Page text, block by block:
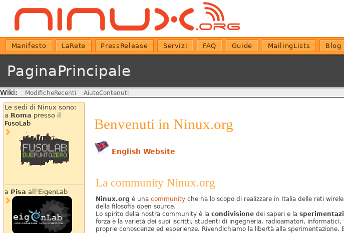
Manifesto LaRete PressRelease Servizi FAQ Guide MailingLists Blog
PaginaPrincipale
Wiki: ModificheRecenti AiutoContenuti
Le sedi di Ninux sono:
a Roma presso il
FusoLab
a Pisa all'EigenLab
Benvenuti in Ninux.org
English Website
La community Ninux.org
Ninux.org è unacommunity che ha lo scopo di realizzare in Italia delle reti
della filosofia open source.
Lo spirito della nostra community è lacondivisione dei saperi e la
forza è la varietà dei suoi iscritti, studenti di ingegneria, radioamatori,
proprie conoscenze ed esperienze. Rivendichiamo la libertà alla